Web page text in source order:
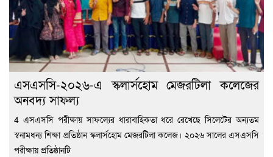
এসএসসি-২০২৬-এ স্কলার্সহোম মেজরটিলা কলেজের
অনবদ্য সাফল্য
4 এসএসসি পরীক্ষায় সাফল্যের ধারাবাহিকতা ধরে রেখেছে সিলেটের অন্যতম
স্বনামধন্য শিক্ষা প্রতিষ্ঠান স্কলার্সহোম মেজরটিলা কলেজ। ২০২৬ সালের এসএসসি
পরীক্ষায় প্রতিষ্ঠানটি